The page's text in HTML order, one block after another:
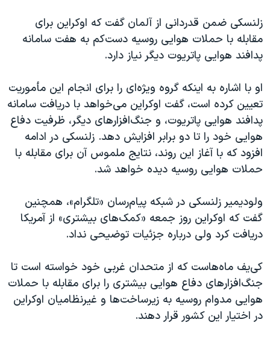
نرگس محمدی برنده جایزه نوبل صلح
همایش محافظه‌کاران آمریکا «سی‌پک»
سفر پرزیدنت ترامپ به چین
زلنسکی ضمن قدردانی از آلمان گفت که اوکراین برای
مقابله با حملات هوایی روسیه دست‌کم به هفت سامانه
پدافند هوایی پاتریوت دیگر نیاز دارد.
او با اشاره به اینکه گروه ویژه‌ای را برای انجام این مأموریت
تعیین کرده است، گفت اوکراین می‌خواهد با دریافت سامانه
پدافند هوایی پاتریوت، و جنگ‌افزارهای دیگر، ظرفیت دفاع
هوایی خود را تا دو برابر افزایش دهد. زلنسکی در ادامه
افزود که با آغاز این روند، نتایج ملموس آن برای مقابله با
حملات هوایی روسیه دیده خواهد شد.
ولودیمیر زلنسکی در شبکه پیام‌رسان «تلگرام»، همچنین
گفت که اوکراین روز جمعه «کمک‌های بیشتری» از آمریکا
دریافت کرد ولی درباره جزئیات توضیحی نداد.
کی‌یف ماه‌هاست که از متحدان غربی خود خواسته است تا
جنگ‌افزارهای دفاع هوایی بیشتری را برای مقابله با حملات
هوایی مدوام روسیه به زیرساخت‌ها و غیرنظامیان اوکراین
در اختیار این کشور قرار دهند.